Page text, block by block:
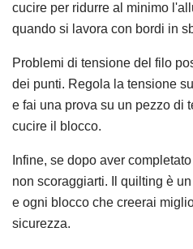
cucire per ridurre al minimo
quando si lavora con bordi in
Problemi di tensione del filo
dei punti. Regola la tensione
e fai una prova su un pezzo di
cucire il blocco.
Infine, se dopo aver
non scoraggiarti. Il quilting è
e ogni blocco che creerai
sicurezza.